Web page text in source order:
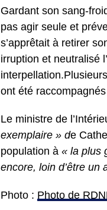
Gardant son sang-
pas agir seule et
s’apprêtait à retirer
irruption et neutralisé
ont été
Le ministre de
exemplaire » de
population à « la plus
encore, loin d’être un
Photo : Photo de